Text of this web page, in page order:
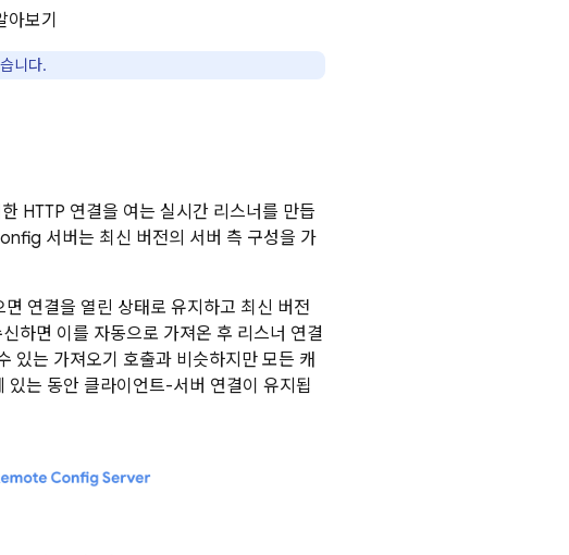
보기
니다.
HTTP 연결을 여는 실시간 리스너를 만듭
서버는 최신 버전의 서버 측 구성을 가
연결을 열린 상태로 유지하고 최신 버전
하면 이를 자동으로 가져온 후 리스너 연결
있는 가져오기 호출과 비슷하지만 모든 캐
있는 동안 클라이언트-서버 연결이 유지됩